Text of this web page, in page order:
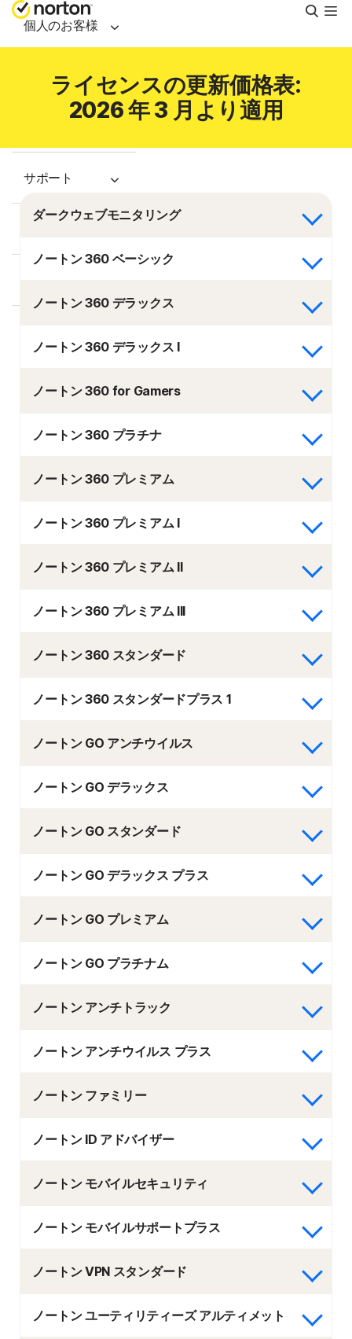
検
索
個人のお客様
スモールビジネス
サポート
ライセンスの更新価格表:
2026 年 3 月より適用
ダークウェブモニタリング
ノートン 360 ベーシック
ノートン 360 デラックス
ノートン 360 デラックス I
ノートン 360 for Gamers
ノートン 360 プラチナ
ノートン 360 プレミアム
ノートン 360 プレミアム I
ノートン 360 プレミアム II
ノートン 360 プレミアム III
ノートン 360 スタンダード
ノートン 360 スタンダードプラス 1
ノートン GO アンチウイルス
ノートン GO デラックス
ノートン GO スタンダード
ノートン GO デラックス プラス
ノートン GO プレミアム
ノートン GO プラチナム
ノートン アンチトラック
ノートン アンチウイルス プラス
ノートン ファミリー
ノートン ID アドバイザー
ノートン モバイルセキュリティ
ノートン モバイルサポートプラス
ノートン VPN スタンダード
ノートン ユーティリティーズ アルティメット